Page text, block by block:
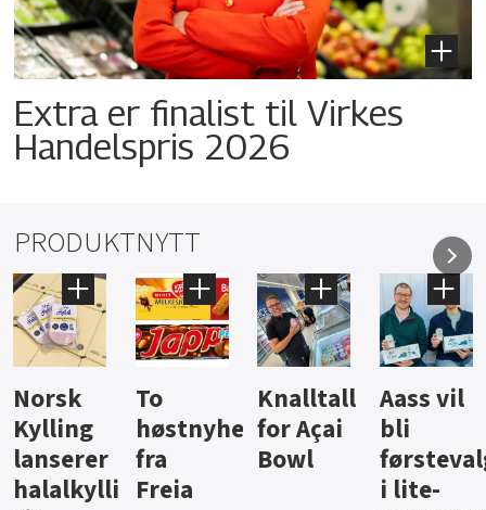
Extra er finalist til Virkes
Handelspris 2026
PRODUKTNYTT
Knalltall
for Açai
Bowl
Aass vil
bli
førstevalg
i lite-
Brus og
jus fra
Berentsen
Hard
iste fra
Hansa